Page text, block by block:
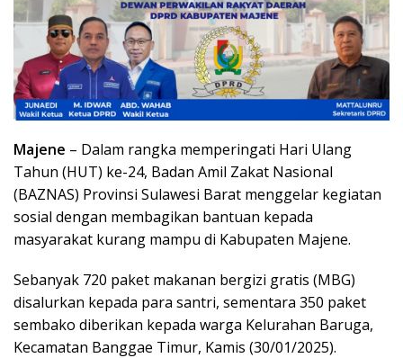
Majene – Dalam rangka memperingati Hari Ulang
Tahun (HUT) ke-24, Badan Amil Zakat Nasional
(BAZNAS) Provinsi Sulawesi Barat menggelar kegiatan
sosial dengan membagikan bantuan kepada
masyarakat kurang mampu di Kabupaten Majene.
Sebanyak 720 paket makanan bergizi gratis (MBG)
disalurkan kepada para santri, sementara 350 paket
sembako diberikan kepada warga Kelurahan Baruga,
Kecamatan Banggae Timur, Kamis (30/01/2025).